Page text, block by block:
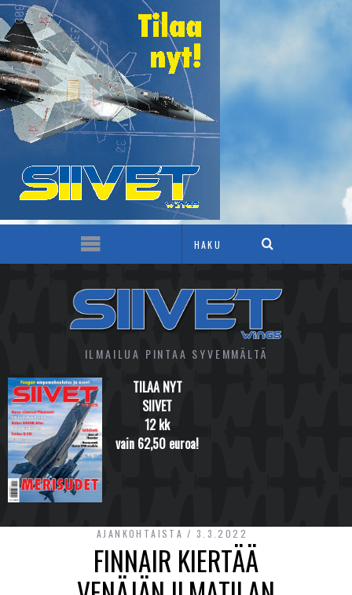
ILMAILUA PINTAA SYVEMMÄLTÄ
TILAA NYT
SIIVET
12 kk
vain 62,50 euroa!
AJANKOHTAISTA 3.3.2022
FINNAIR KIERTÄÄ